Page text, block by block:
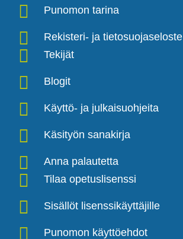
Punomon tarina
Rekisteri- ja tietosuojaseloste
Tekijät
Blogit
Käyttö- ja julkaisuohjeita
Käsityön sanakirja
Anna palautetta
Tilaa opetuslisenssi
Sisällöt lisenssikäyttäjille
Punomon käyttöehdot